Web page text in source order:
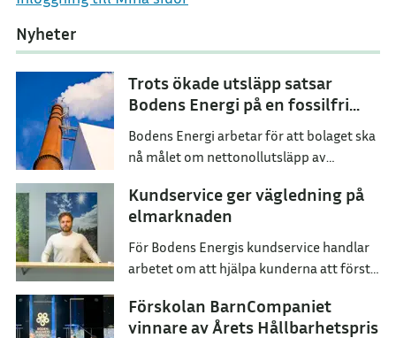
Nyheter
Trots ökade utsläpp satsar
Bodens Energi på en fossilfri
framtid
Bodens Energi arbetar för att bolaget ska
nå målet om nettonollutsläpp av
Kundservice ger vägledning på
elmarknaden
För Bodens Energis kundservice handlar
arbetet om att hjälpa kunderna att förstå
dem i deras vardag.
Förskolan BarnCompaniet
vinnare av Årets Hållbarhetspris